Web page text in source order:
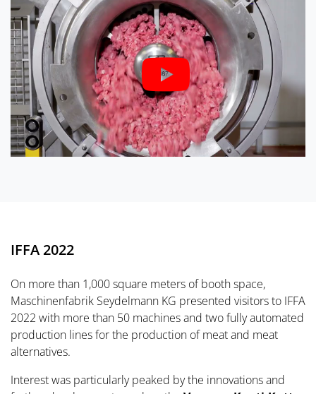
IFFA 2022
On more than 1,000 square meters of booth space,
Maschinenfabrik Seydelmann KG presented visitors to IFFA
2022 with more than 50 machines and two fully automated
production lines for the production of meat and meat
alternatives.
Interest was particularly peaked by the innovations and